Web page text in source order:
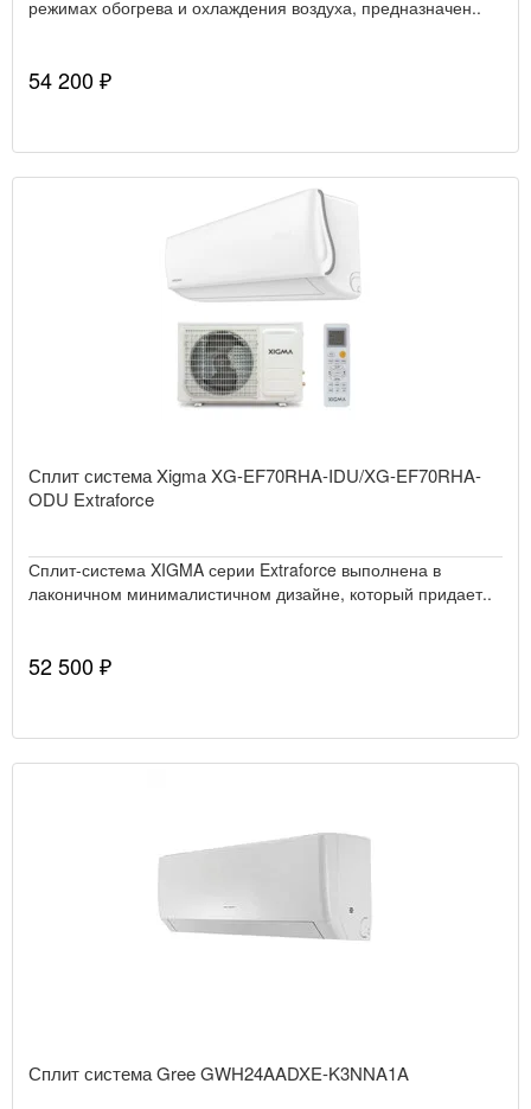
режимах обогрева и охлаждения воздуха, предназначен..
54 200 ₽
Сплит система Xigma XG-EF70RHA-IDU/XG-EF70RHA-
ODU Extraforce
Сплит-система XIGMA серии Extraforce выполнена в
лаконичном минималистичном дизайне, который придает..
52 500 ₽
Сплит система Gree GWH24AADXE-K3NNA1A